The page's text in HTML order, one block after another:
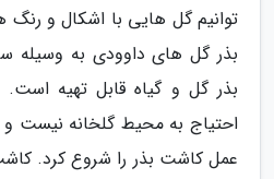
توانیم گل هایی با اشکال و
بذر گل های داوودی به وسیله
بذر گل و گیاه قابل تهیه است.
احتیاج به محیط گلخانه نیست و
عمل کاشت بذر را شروع کرد.